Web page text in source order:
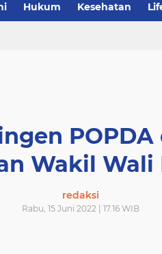
Hukum Kesehatan
Wakil Wali
redaksi
Rabu, 15 Juni 2022 | 17.16 WIB